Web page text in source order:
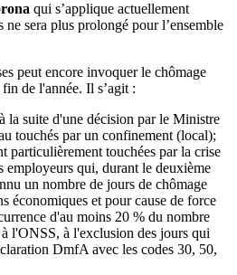
qui s’applique actuellement
sera plus prolongé pour l’ensemble
peut encore invoquer le chômage
de l'année. Il s’agit :
la suite d'une décision par le Ministre
touchés par un confinement (local);
particulièrement touchées par la crise
employeurs qui, durant le deuxième
un nombre de jours de chômage
économiques et pour cause de force
d'au moins 20 % du nombre
l'ONSS, à l'exclusion des jours qui
DmfA avec les codes 30, 50,